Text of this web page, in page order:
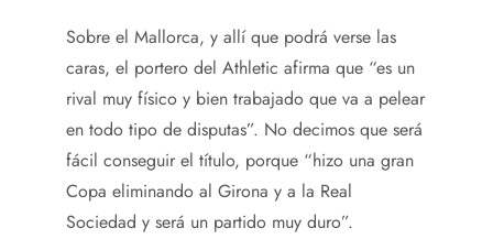
Sobre el Mallorca, y allí que podrá verse las
caras, el portero del Athletic afirma que “es un
rival muy físico y bien trabajado que va a pelear
en todo tipo de disputas”. No decimos que será
fácil conseguir el título, porque “hizo una gran
Copa eliminando al Girona y a la Real
Sociedad y será un partido muy duro”.